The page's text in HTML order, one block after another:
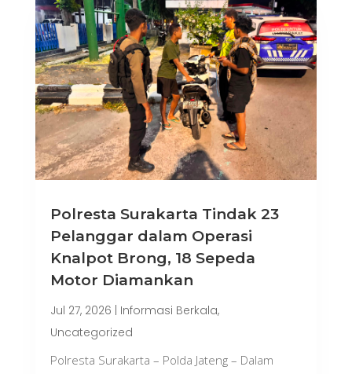
Polresta Surakarta Tindak 23
Pelanggar dalam Operasi
Knalpot Brong, 18 Sepeda
Motor Diamankan
Jul 27, 2026 | Informasi Berkala,
Uncategorized
Polresta Surakarta – Polda Jateng – Dalam